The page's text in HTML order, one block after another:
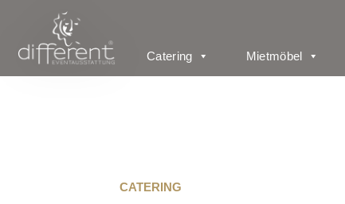
Catering Mietmöbel
CATERING